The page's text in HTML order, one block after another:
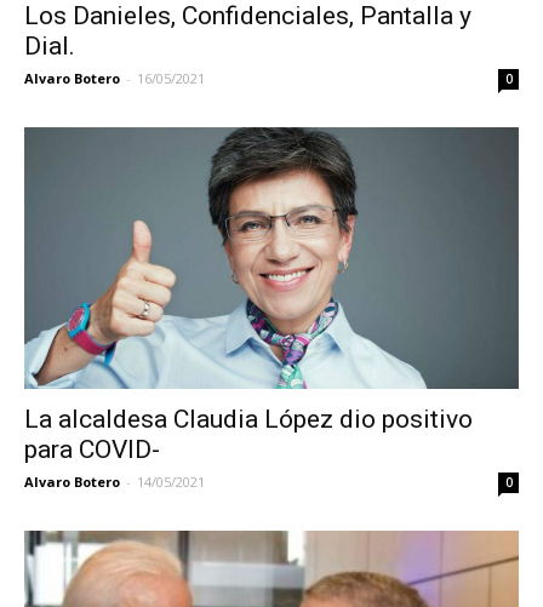
Los Danieles, Confidenciales, Pantalla y
Dial.
Alvaro Botero - 16/05/2021 0
La alcaldesa Claudia López dio positivo
para COVID-
Alvaro Botero - 14/05/2021 0